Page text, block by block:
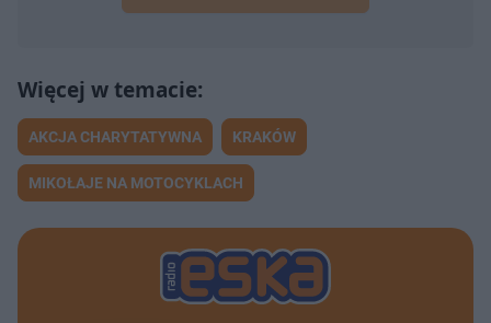
AKCJA CHARYTATYWNA KRAKÓW
MIKOŁAJE NA MOTOCYKLACH